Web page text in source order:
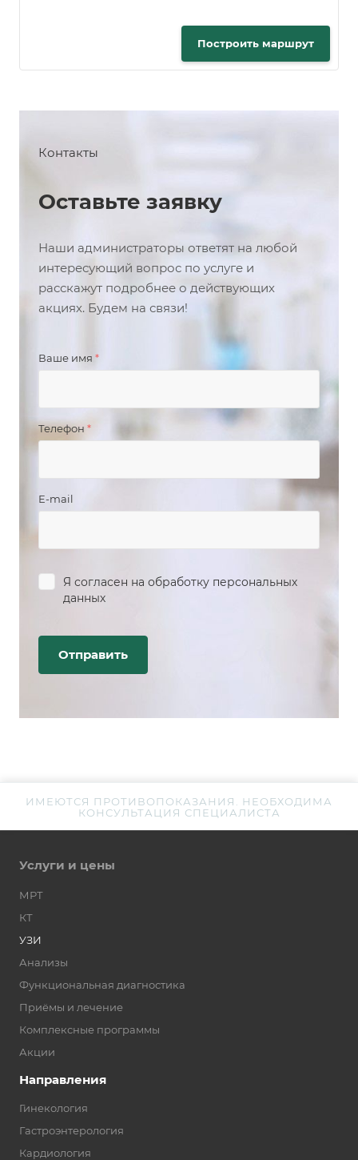
Построить маршрут
Контакты
Оставьте заявку
Наши администраторы ответят на любой
интересующий вопрос по услуге и
расскажут подробнее о действующих
акциях. Будем на связи!
Ваше имя *
Телефон *
E-mail
Я согласен на обработку персональных
данных
ИМЕЮТСЯ ПРОТИВОПОКАЗАНИЯ. НЕОБХОДИМА
КОНСУЛЬТАЦИЯ СПЕЦИАЛИСТА
Услуги и цены
МРТ
КТ
УЗИ
Анализы
Функциональная диагностика
Приёмы и лечение
Комплексные программы
Акции
Направления
Гинекология
Гастроэнтерология
Кардиология